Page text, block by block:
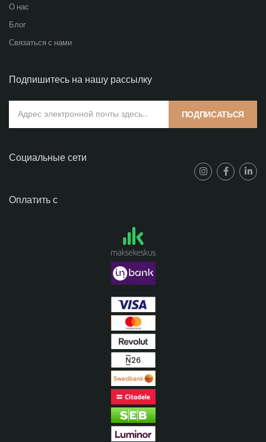
О нас
Блог
Связаться с нами
Подпишитесь на нашу рассылку
ПОДПИСАТЬСЯ
Социальные сети
Оплатить с